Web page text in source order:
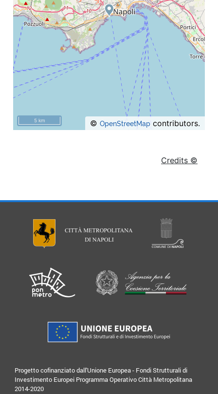
© OpenStreetMap contributors.
5 km
Credits ©
Progetto cofinanziato dall'Unione Europea - Fondi Strutturali di
Investimento Europei Programma Operativo Città Metropolitana
2014-2020